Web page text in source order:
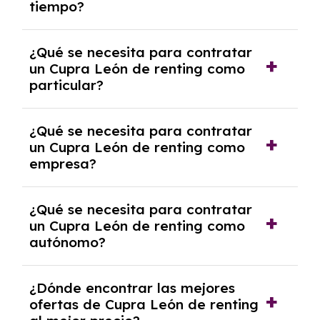
debido al resultado del estudio de viabilidad
económica.
tiempo?
pero puede haber penalizaciones por
cancelación anticipada. Es importante revisar
las condiciones del contrato y hablar con un
experto que te asesore.
¿Qué se necesita para contratar
un Cupra León de renting como
particular?
y, en algunos casos, una consulta de solvencia
crediticia y un pago inicial.
¿Qué se necesita para contratar
un Cupra León de renting como
empresa?
documentación financiera y, en algunos
casos, un informe de solvencia de la empresa
y un pago inicial.
¿Qué se necesita para contratar
un Cupra León de renting como
autónomo?
autónomos, justificante de ingresos y, en
algunos casos, un informe fiscal y un pago
¿Dónde encontrar las mejores
ofertas de Cupra León de renting